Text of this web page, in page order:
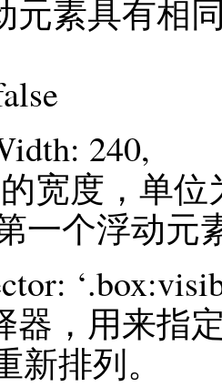
元素具有相
240,
宽度，单
一个浮动元
器，用来指
新排列。